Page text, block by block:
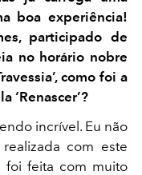
boa experiência!
participado de
no horário nobre
como foi a
‘Renascer’?
incrível. Eu não
com este
foi feita com muito